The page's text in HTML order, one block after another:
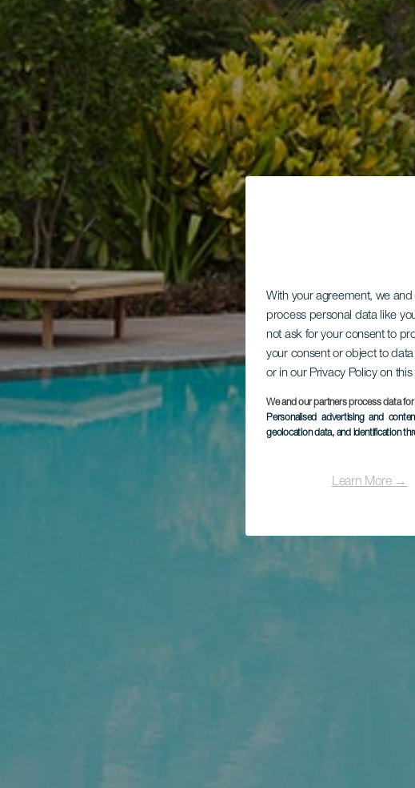
With your agreement, we and
process personal data like
not ask for your consent to
your consent or object to
or in our Privacy Policy on
We and our partners process data
Personalised advertising and
geolocation data, and identification
Learn More →